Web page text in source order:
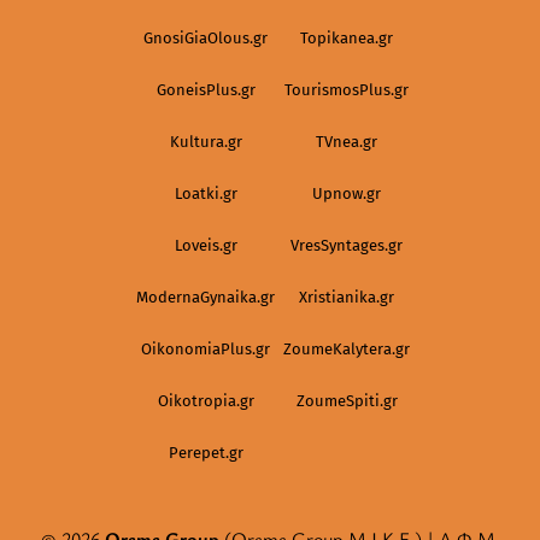
GnosiGiaOlous.gr Topikanea.gr
GoneisPlus.gr TourismosPlus.gr
Kultura.gr TVnea.gr
Loatki.gr Upnow.gr
Loveis.gr VresSyntages.gr
ModernaGynaika.gr Xristianika.gr
OikonomiaPlus.gr ZoumeKalytera.gr
Oikotropia.gr ZoumeSpiti.gr
Perepet.gr